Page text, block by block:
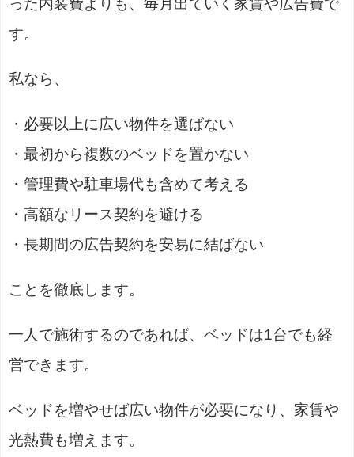
った内装費よりも、毎月出ていく家賃や広告費で
す。
私なら、
・必要以上に広い物件を選ばない
・最初から複数のベッドを置かない
・管理費や駐車場代も含めて考える
・高額なリース契約を避ける
・長期間の広告契約を安易に結ばない
ことを徹底します。
一人で施術するのであれば、ベッドは1台でも経
営できます。
ベッドを増やせば広い物件が必要になり、家賃や
光熱費も増えます。